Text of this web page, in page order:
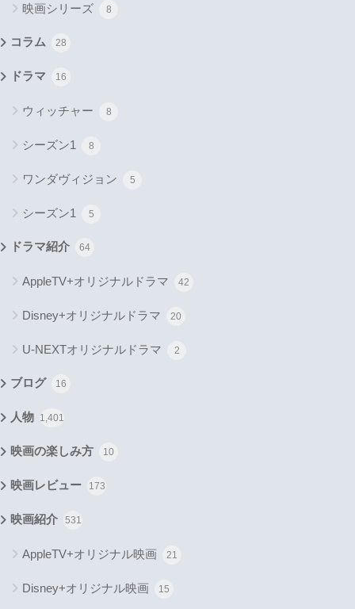
映画シリーズ 8
コラム 28
ドラマ 16
ウィッチャー 8
シーズン1 8
ワンダヴィジョン 5
シーズン1 5
ドラマ紹介 64
AppleTV+オリジナルドラマ 42
Disney+オリジナルドラマ 20
U-NEXTオリジナルドラマ 2
ブログ 16
人物 1,401
映画の楽しみ方 10
映画レビュー 173
映画紹介 531
AppleTV+オリジナル映画 21
Disney+オリジナル映画 15